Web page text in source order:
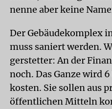
nenne aber keine
Der Gebäudekomplex
muss saniert werden.
gerstetter: An der
noch. Das Ganze wird
kosten. Sie sollen aus
öffentlichen Mitteln